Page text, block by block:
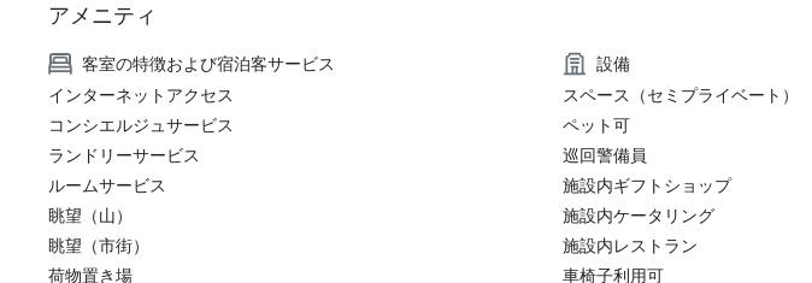
アメニティ
客室の特徴および宿泊客サービス
インターネットアクセス
コンシエルジュサービス
ランドリーサービス
ルームサービス
眺望（山）
眺望（市街）
荷物置き場
設備
スペース（セミプライベート）
ペット可
巡回警備員
施設内ギフトショップ
施設内ケータリング
施設内レストラン
車椅子利用可